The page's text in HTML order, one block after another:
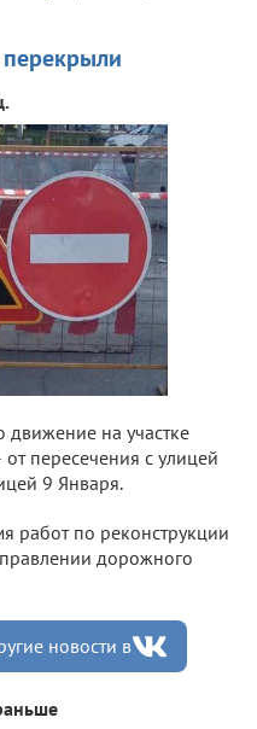
движение на участке
пересечения с улицей
9 Января.
работ по реконструкции
дорожного
новости в